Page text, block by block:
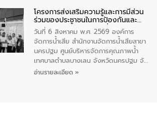
ประชาชน ตัวแทนจากโรงแรมต่างๆ ในเขต
เทศบาลตำบลราไวย์ ศูนย์บริหารจัดการ
คุณภาพน้ำเทศบาลตำบลราไวย์ นำโดยนาย
น้อย แก้วเศษ ผู้จัดการสำนักงานจัดการน้ำ
เสียสาขาภูเก็ต พร้อมด้วยเจ้าหน้าที่ จำนวน
5 คน ร่วมทำกิจกรรม ทำความสะอาด
ชายหาดและแหล่งท่องเที่ยว ณ บริเวณ
โครงการส่งเสริมความรู้และการมีส่วน
ร่วมของประชาชนในการป้องกันและ
แก้ไขปัญหาน้ำเสียอย่างยั่งยืน
วันที่ 6 สิงหาคม พ.ศ. 2569 องค์การ
จัดการน้ำเสีย สำนักงานจัดการน้ำเสียสาขา
นครปฐม ศูนย์บริหารจัดการคุณภาพน้ำ
เทศบาลตำบลบางเลน จังหวัดนครปฐม จัด
กิจกรรมภายใต้โครงการส่งเสริมความรู้และ
อ่านรายละเอียด »